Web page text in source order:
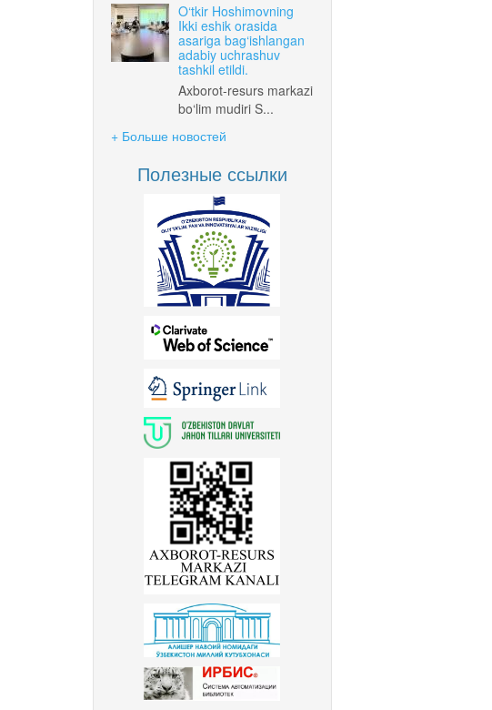
O‘tkir Hoshimovning
Ikki eshik orasida
asariga bag‘ishlangan
adabiy uchrashuv
tashkil etildi.
Axborot-resurs markazi
bo‘lim mudiri S...
+ Больше новостей
Полезные ссылки